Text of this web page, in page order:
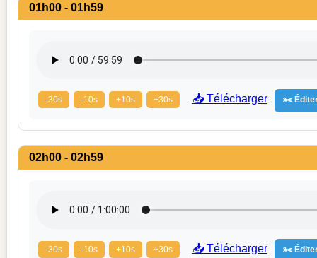
01h00 - 01h59
-30s -10s +10s +30s 📥 Télécharger ✂️
02h00 - 02h59
-30s -10s +10s +30s 📥 Télécharger ✂️